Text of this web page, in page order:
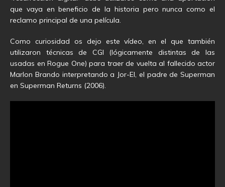
que vaya en beneficio de la historia pero nunca como el
reclamo principal de una película.
Como curiosidad os dejo este vídeo, en el que también
utilizaron técnicas de CGI (lógicamente distintas de las
usadas en Rogue One) para traer de vuelta al fallecido actor
Marlon Brando interpretando a Jor-El, el padre de Superman
en Superman Returns (2006).